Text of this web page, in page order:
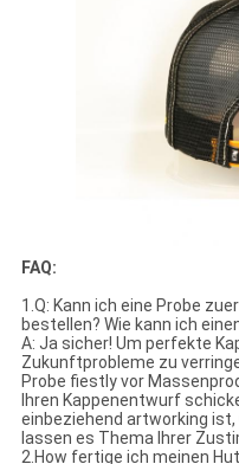
FAQ:
1.Q: Kann ich eine Probe
bestellen? Wie kann ich
A: Ja sicher! Um perfekte
Zukunftprobleme zu
Probe fiestly vor
Ihren Kappenentwurf
einbeziehend artworking
lassen es Thema Ihrer
2.How fertige ich meinen